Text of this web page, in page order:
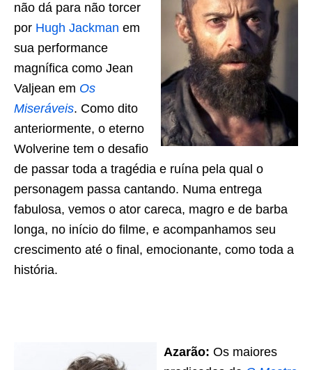
não dá para não torcer
por Hugh Jackman em
sua performance
magnífica como Jean
Valjean em Os
Miseráveis. Como dito
anteriormente, o eterno
Wolverine tem o desafio
de passar toda a tragédia e ruína pela qual o
personagem passa cantando. Numa entrega
fabulosa, vemos o ator careca, magro e de barba
longa, no início do filme, e acompanhamos seu
crescimento até o final, emocionante, como toda a
história.
Azarão: Os maiores